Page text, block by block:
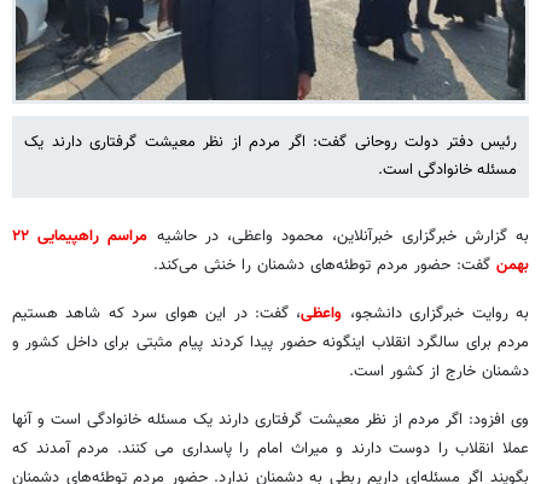
رئیس دفتر دولت روحانی گفت: اگر مردم از نظر معیشت گرفتاری دارند یک
مسئله خانوادگی است.
به گزارش خبرگزاری خبرآنلاین، محمود واعظی، در حاشیه
مراسم راهپیمایی ۲۲
بهمن گفت: حضور مردم توطئه‌های دشمنان را خنثی می‌کند.
به روایت خبرگزاری دانشجو، واعظی، گفت: در این هوای سرد که شاهد هستیم
مردم برای سالگرد انقلاب اینگونه حضور پیدا کردند پیام مثبتی برای داخل کشور و
دشمنان خارج از کشور است.
وی افزود: اگر مردم از نظر معیشت گرفتاری دارند یک مسئله خانوادگی است و آنها
عملا انقلاب را دوست دارند و میراث امام را پاسداری می کنند. مردم آمدند که
بگویند اگر مسئله‌ای داریم ربطی به دشمنان ندارد. حضور مردم توطئه‌های دشمنان